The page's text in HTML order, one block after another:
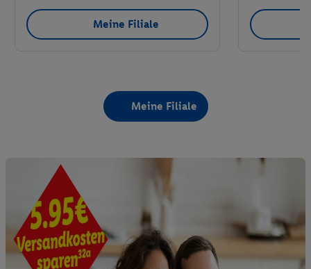
Meine Filiale
Meine Filiale